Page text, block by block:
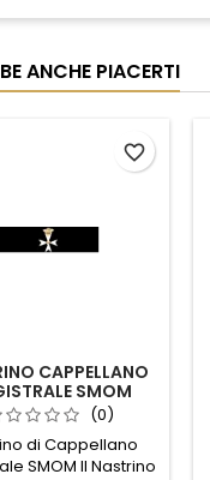
ANCHE PIACERTI
CAPPELLANO
SMOM
(0)
di Cappellano
SMOM Il Nastrino
favorite_border